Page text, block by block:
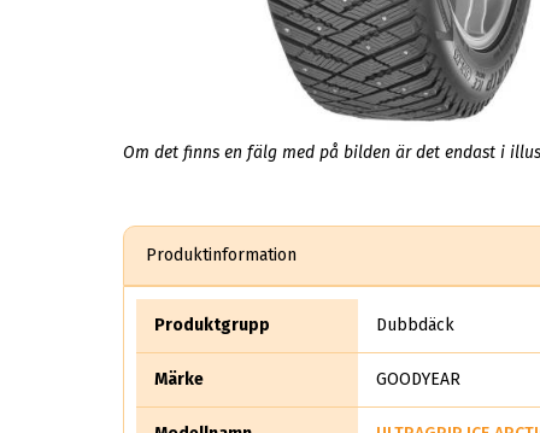
Om det finns en fälg med på bilden är det endast i
Produktinformation
Produktgrupp Dubbdäck
Märke GOODYEAR